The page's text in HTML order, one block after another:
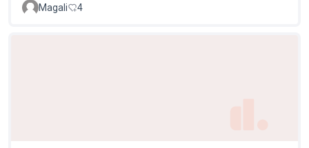
Magali 4